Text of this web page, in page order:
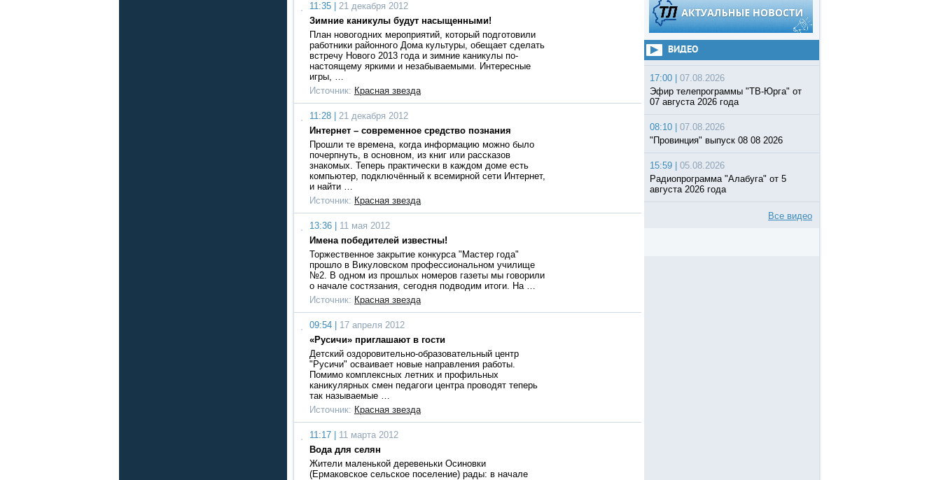
11:35 |
21 декабря 2012
Зимние каникулы будут насыщенными!
План новогодних мероприятий, который подготовили
работники районного Дома культуры, обещает сделать
встречу Нового 2013 года и зимние каникулы по-
настоящему яркими и незабываемыми. Интересные
игры, …
Источник: Красная звезда
11:28 |
21 декабря 2012
Интернет – современное средство познания
Прошли те времена, когда информацию можно было
почерпнуть, в основном, из книг или рассказов
знакомых. Теперь практически в каждом доме есть
компьютер, подключённый к всемирной сети Интернет,
и найти …
Источник: Красная звезда
13:36 |
11 мая 2012
Имена победителей известны!
Торжественное закрытие конкурса "Мастер года"
прошло в Викуловском профессиональном училище
№2. В одном из прошлых номеров газеты мы говорили
о начале состязания, сегодня подводим итоги. На …
Источник: Красная звезда
09:54 |
17 апреля 2012
«Русичи» приглашают в гости
Детский оздоровительно-образовательный центр
"Русичи" осваивает новые направления работы.
Помимо комплексных летних и профильных
каникулярных смен педагоги центра проводят теперь
так называемые …
Источник: Красная звезда
11:17 |
11 марта 2012
Вода для селян
Жители маленькой деревеньки Осиновки
(Ермаковское сельское поселение) рады: в начале
ВИДЕО
17:00 |
07.08.2026
Эфир телепрограммы "ТВ-Юрга" от
07 августа 2026 года
08:10 |
07.08.2026
"Провинция" выпуск 08 08 2026
15:59 |
05.08.2026
Радиопрограмма "Алабуга" от 5
августа 2026 года
Все видео